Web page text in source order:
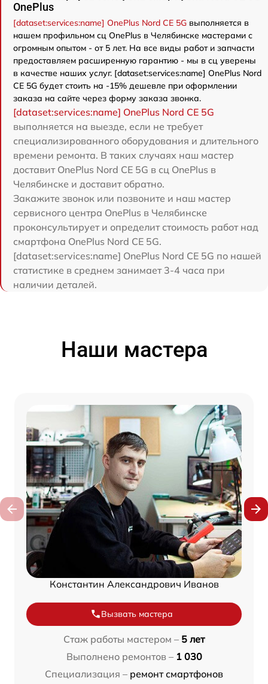
OnePlus
[dataset:services:name] OnePlus Nord CE 5G выполняется в
нашем профильном сц OnePlus в Челябинске мастерами с
огромным опытом - от 5 лет. На все виды работ и запчасти
предоставляем расширенную гарантию - мы в сц уверены
в качестве наших услуг. [dataset:services:name] OnePlus Nord
CE 5G будет стоить на -15% дешевле при оформлении
заказа на сайте через форму заказа звонка.
[dataset:services:name] OnePlus Nord CE 5G
выполняется на выезде, если не требует
специализированного оборудования и длительного
времени ремонта. В таких случаях наш мастер
доставит OnePlus Nord CE 5G в сц OnePlus в
Челябинске и доставит обратно.
Закажите звонок или позвоните и наш мастер
сервисного центра OnePlus в Челябинске
проконсультирует и определит стоимость работ над
смартфона OnePlus Nord CE 5G.
[dataset:services:name] OnePlus Nord CE 5G по нашей
статистике в среднем занимает 3-4 часа при
наличии деталей.
Наши мастера
Константин Александрович Иванов
Вызвать мастера
Стаж работы мастером – 5 лет
Выполнено ремонтов – 1 030
Специализация – ремонт смартфонов